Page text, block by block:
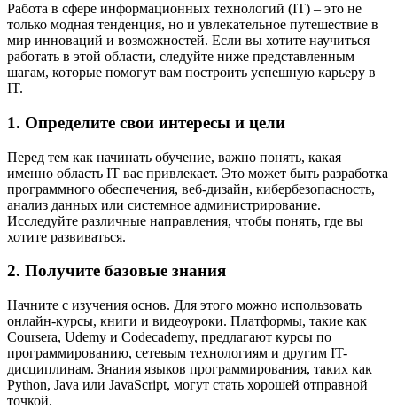
Работа в сфере информационных технологий (IT) – это не
только модная тенденция, но и увлекательное путешествие в
мир инноваций и возможностей. Если вы хотите научиться
работать в этой области, следуйте ниже представленным
шагам, которые помогут вам построить успешную карьеру в
IT.
1. Определите свои интересы и цели
Перед тем как начинать обучение, важно понять, какая
именно область IT вас привлекает. Это может быть разработка
программного обеспечения, веб-дизайн, кибербезопасность,
анализ данных или системное администрирование.
Исследуйте различные направления, чтобы понять, где вы
хотите развиваться.
2. Получите базовые знания
Начните с изучения основ. Для этого можно использовать
онлайн-курсы, книги и видеоуроки. Платформы, такие как
Coursera, Udemy и Codecademy, предлагают курсы по
программированию, сетевым технологиям и другим IT-
дисциплинам. Знания языков программирования, таких как
Python, Java или JavaScript, могут стать хорошей отправной
точкой.